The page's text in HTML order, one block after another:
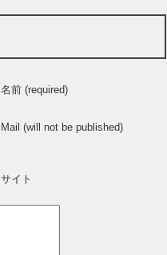
名前 (required)
Mail (will not be published)
サイト